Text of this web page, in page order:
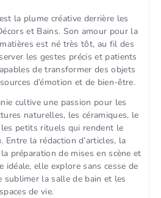
la plume créative derrière les
et Bains. Son amour pour la
est né très tôt, au fil des
les gestes précis et patients
de transformer des objets
d’émotion et de bien-être.
cultive une passion pour les
naturelles, les céramiques, le
petits rituels qui rendent le
Entre la rédaction d’articles, la
la préparation de mises en scène et
idéale, elle explore sans cesse de
sublimer la salle de bain et les
de vie.